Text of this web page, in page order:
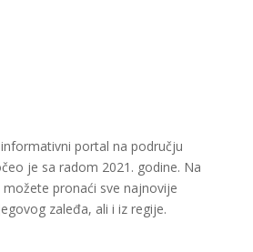
portal na području
je sa radom 2021. godine. Na
pronaći sve najnovije
zaleđa, ali i iz regije.